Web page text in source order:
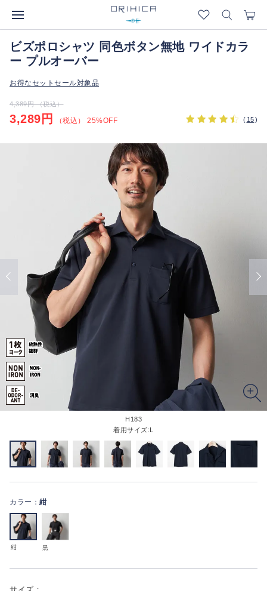
ビズポロシャツ 同色ボタン無地 ワイドカラ
ー プルオーバー
お得なセットセール対象品
4,389円 （税込）
3,289円 （税込） 25%OFF ( 15)
H183
着用サイズ:L
カラー： 紺
紺 黒
サイズ：